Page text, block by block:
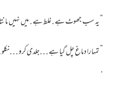
” یہ سب جھوٹ ہے . غلط ہے . میں نہیں
” تمہارا دماغ چل گیا ہے . . .جلدی کرو
.